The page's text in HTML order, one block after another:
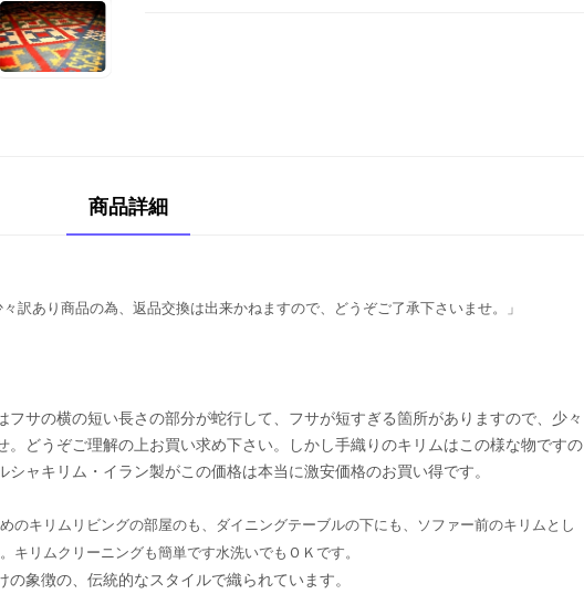
商品詳細
訳あり商品の為、返品交換は出来かねますので、どうぞご了承下さいませ。」
フサの横の短い長さの部分が蛇行して、フサが短すぎる箇所がありますので、少々
どうぞご理解の上お買い求め下さい。しかし手織りのキリムはこの様な物ですの
ャキリム・イラン製がこの価格は本当に激安価格のお買い得です。
のキリムリビングの部屋のも、ダイニングテーブルの下にも、ソファー前のキリムとし
リムクリーニングも簡単です水洗いでもＯＫです。
象徴の、伝統的なスタイルで織られています。